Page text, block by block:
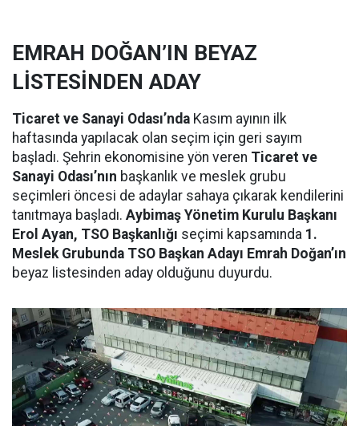
EMRAH DOĞAN’IN BEYAZ
LİSTESİNDEN ADAY
Ticaret ve Sanayi Odası’nda Kasım ayının ilk
haftasında yapılacak olan seçim için geri sayım
başladı. Şehrin ekonomisine yön veren Ticaret ve
Sanayi Odası’nın başkanlık ve meslek grubu
seçimleri öncesi de adaylar sahaya çıkarak kendilerini
tanıtmaya başladı. Aybimaş Yönetim Kurulu Başkanı
Erol Ayan, TSO Başkanlığı seçimi kapsamında 1.
Meslek Grubunda TSO Başkan Adayı Emrah Doğan’ın
beyaz listesinden aday olduğunu duyurdu.